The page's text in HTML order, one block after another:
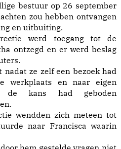
bestuur op 26 september
zou hebben ontvangen
en uitbuiting.
werd toegang tot de
ontzegd en er werd beslag
ze zelf een bezoek had
werkplaats en naar eigen
de kans had geboden
wendden zich meteen tot
naar Francisca waarin